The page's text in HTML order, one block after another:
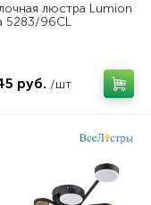
люстра Lumion
5283/96CL
руб. /шт